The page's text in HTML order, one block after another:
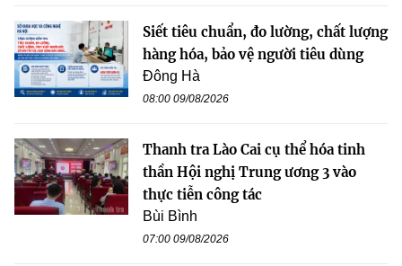
Siết tiêu chuẩn, đo lường, chất lượng
hàng hóa, bảo vệ người tiêu dùng
Đông Hà
08:00 09/08/2026
Thanh tra Lào Cai cụ thể hóa tinh
thần Hội nghị Trung ương 3 vào
thực tiễn công tác
Bùi Bình
07:00 09/08/2026